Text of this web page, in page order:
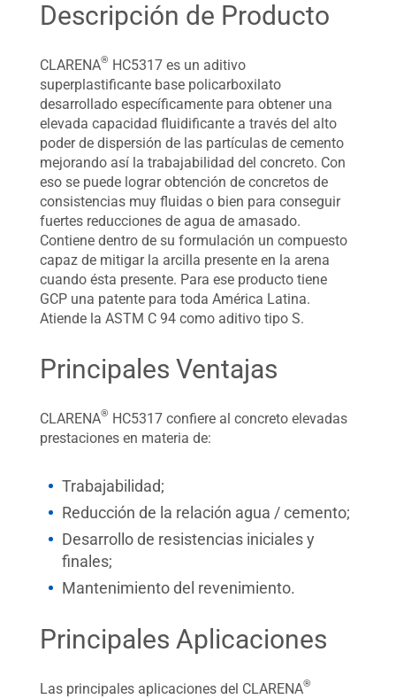
Descripción de Producto
CLARENA® HC5317 es un aditivo
superplastificante base policarboxilato
desarrollado específicamente para obtener una
elevada capacidad fluidificante a través del alto
poder de dispersión de las partículas de cemento
mejorando así la trabajabilidad del concreto. Con
eso se puede lograr obtención de concretos de
consistencias muy fluidas o bien para conseguir
fuertes reducciones de agua de amasado.
Contiene dentro de su formulación un compuesto
capaz de mitigar la arcilla presente en la arena
cuando ésta presente. Para ese producto tiene
GCP una patente para toda América Latina.
Atiende la ASTM C 94 como aditivo tipo S.
Principales Ventajas
CLARENA® HC5317 confiere al concreto elevadas
prestaciones en materia de:
Trabajabilidad;
Reducción de la relación agua / cemento;
Desarrollo de resistencias iniciales y
finales;
Mantenimiento del revenimiento.
Principales Aplicaciones
Las principales aplicaciones del CLARENA®